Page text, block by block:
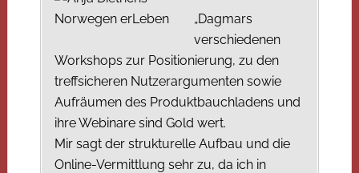
„Dagmars
verschiedenen
Workshops zur Positionierung, zu den
treffsicheren Nutzerargumenten sowie
Aufräumen des Produktbauchladens und
ihre Webinare sind Gold wert.
Mir sagt der strukturelle Aufbau und die
Online-Vermittlung sehr zu, da ich in